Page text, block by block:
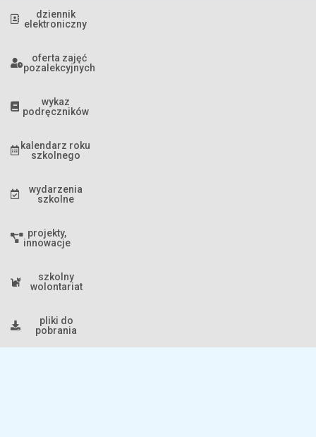
dziennik
elektroniczny
oferta zajęć
pozalekcyjnych
wykaz
podręczników
kalendarz roku
szkolnego
wydarzenia
szkolne
projekty,
innowacje
szkolny
wolontariat
pliki do
pobrania